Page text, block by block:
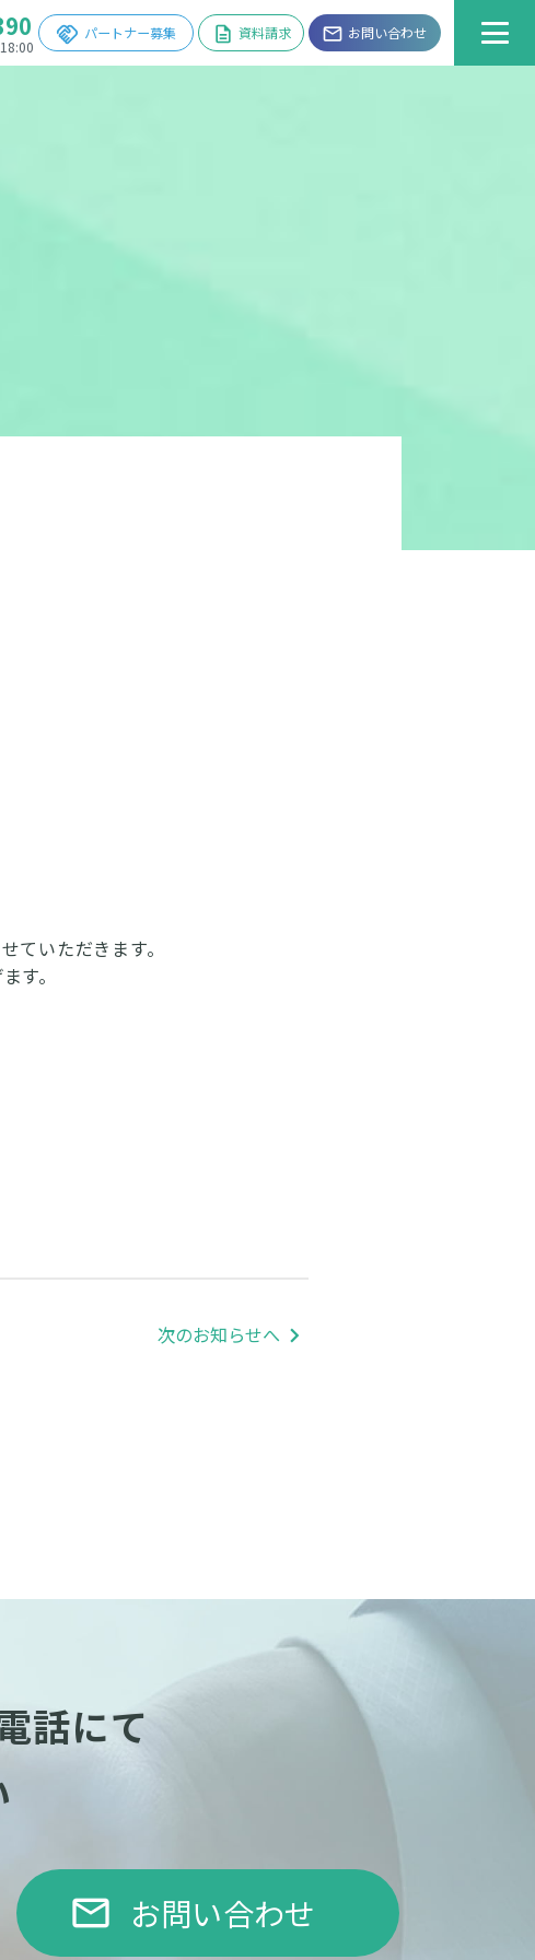
handshake パートナー募集 description 資料請求 email お問い合わせ
ていただきます。
す。
次のお知らせへ
話にて
email お問い合わせ